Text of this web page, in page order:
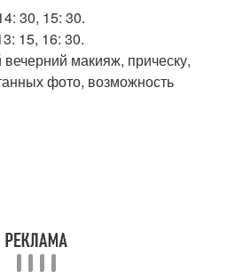
30, 15: 30.
15, 16: 30.
макияж, прическу,
фото, возможность